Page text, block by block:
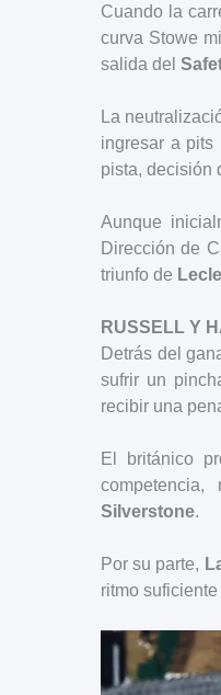
Cuando la
curva Stowe
salida del
La
ingresar a pits
pista, decisión
Aunque
Dirección de
triunfo de
RUSSELL Y
Detrás del
sufrir un
recibir una
El británico
Silverstone.
Por su parte,
ritmo